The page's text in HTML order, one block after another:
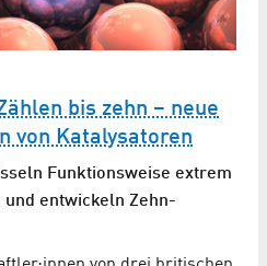
bis zehn – neue
von Katalysatoren
Funktionsweise extrem
entwickeln Zehn-